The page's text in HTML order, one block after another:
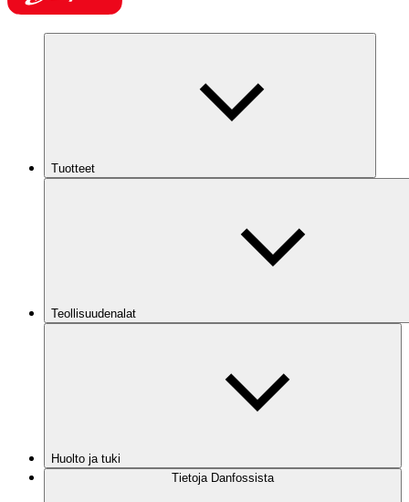
Tuotteet
Teollisuudenalat
Huolto ja tuki
Tietoja Danfossista